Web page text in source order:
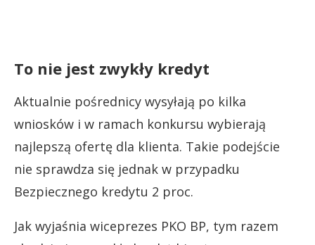
To nie jest zwykły kredyt
Aktualnie pośrednicy wysyłają po kilka
wniosków i w ramach konkursu wybierają
najlepszą ofertę dla klienta. Takie podejście
nie sprawdza się jednak w przypadku
Bezpiecznego kredytu 2 proc.
Jak wyjaśnia wiceprezes PKO BP, tym razem